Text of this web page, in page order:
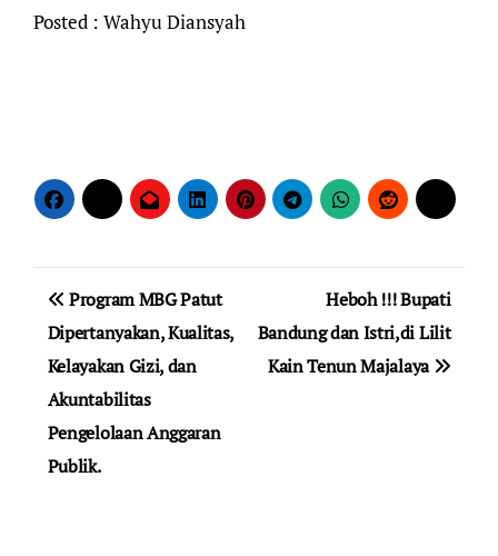
Posted : Wahyu Diansyah
Navigasi
pos
Program MBG Patut
Dipertanyakan, Kualitas,
Kelayakan Gizi, dan
Akuntabilitas
Pengelolaan Anggaran
Publik.
Heboh !!! Bupati
Bandung dan Istri,di Lilit
Kain Tenun Majalaya